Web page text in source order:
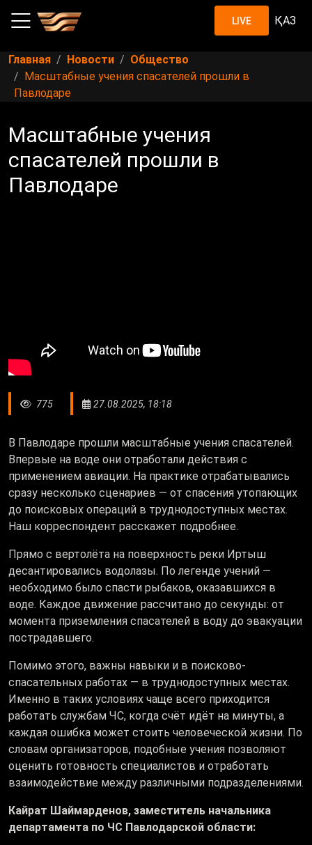
LIVE ҚАЗ
Главная Новости
Общество
Масштабные учения спасателей прошли в
Павлодаре
Масштабные учения
спасателей прошли в
Павлодаре
775 27.08.2025, 18:18
В Павлодаре прошли масштабные учения спасателей.
Впервые на воде они отработали действия с
применением авиации. На практике отрабатывались
сразу несколько сценариев — от спасения утопающих
до поисковых операций в труднодоступных местах.
Наш корреспондент расскажет подробнее.
Прямо с вертолёта на поверхность реки Иртыш
десантировались водолазы. По легенде учений —
необходимо было спасти рыбаков, оказавшихся в
воде. Каждое движение рассчитано до секунды: от
момента приземления спасателей в воду до эвакуации
пострадавшего.
Помимо этого, важны навыки и в поисково-
спасательных работах — в труднодоступных местах.
Именно в таких условиях чаще всего приходится
работать службам ЧС, когда счёт идёт на минуты, а
каждая ошибка может стоить человеческой жизни. По
словам организаторов, подобные учения позволяют
оценить готовность специалистов и отработать
взаимодействие между различными подразделениями.
Кайрат Шаймарденов, заместитель начальника
департамента по ЧС Павлодарской области: